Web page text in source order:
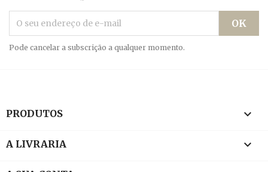
Pode cancelar a subscrição a qualquer momento.
PRODUTOS 
A LIVRARIA 